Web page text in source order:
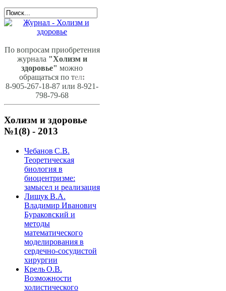
По вопросам приобретения
журнала "Холизм и
здоровье" можно
обращаться по тел:
8-905-267-18-87 или 8-921-
798-79-68
Холизм и здоровье
№1(8) - 2013
Чебанов С.В.
Теоретическая
биология в
биоцентризме:
замысел и реализация
Лищук В.А.
Владимир Иванович
Бураковский и
методы
математического
моделирования в
сердечно-сосудистой
хирургии
Крель О.В.
Возможности
холистического